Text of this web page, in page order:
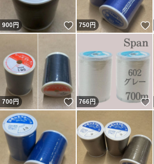
900円 いいね！
750円
700円 いいね！
766円